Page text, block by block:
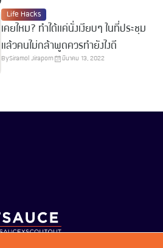
Life Hacks
เคยไหม? ทำได้แค่นั่งเงียบๆ ในที่ประชุม
แล้วคนไม่กล้าพูดควรทำยังไงดี
BySiramol Jiraporn มีนาคม 13, 2022